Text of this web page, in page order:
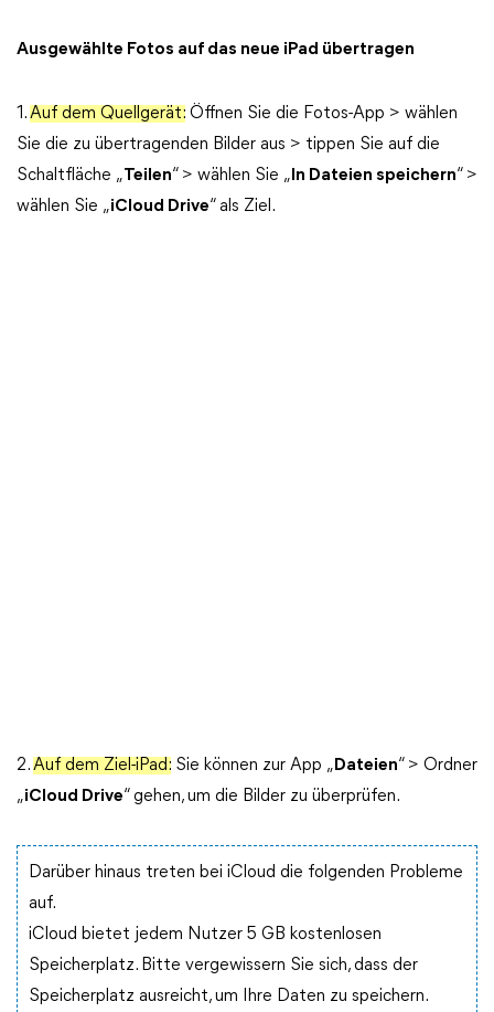
Ausgewählte Fotos auf das neue iPad übertragen
1.Auf dem Quellgerät: Öffnen Sie die Fotos-App > wählen
Sie die zu übertragenden Bilder aus > tippen Sie auf die
Schaltfläche „Teilen“ > wählen Sie „ In Dateien speichern“ >
wählen Sie „iCloud Drive“ als Ziel.
2.Auf dem Ziel-iPad: Sie können zur App „ Dateien“ > Ordner
„iCloud Drive“ gehen, um die Bilder zu überprüfen.
Darüber hinaus treten bei iCloud die folgenden Probleme
auf.
iCloud bietet jedem Nutzer 5 GB kostenlosen
Speicherplatz. Bitte vergewissern Sie sich, dass der
Speicherplatz ausreicht, um Ihre Daten zu speichern.